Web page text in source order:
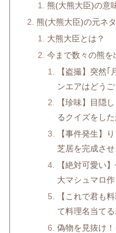
熊(大熊大臣)の意
熊(大熊大臣)の元ネ
大熊大臣とは？
今まで数々の熊を
【盗撮】突然
ンエアはどう
【珍味】目隠
るクイズをし
【事件発生】
芝居を完成させ
【絶対可愛い
大マシュマロ
【これで君も
て料理名当てる
偽物を見抜け